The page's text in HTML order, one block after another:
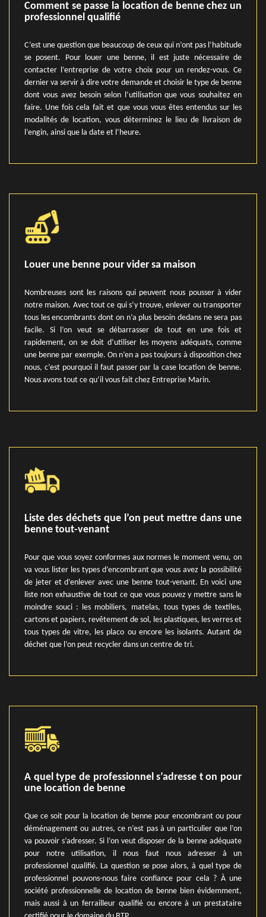
Comment se passe la location de benne chez un
professionnel qualifié
C’est une question que beaucoup de ceux qui n’ont pas l’habitude
se posent. Pour louer une benne, il est juste nécessaire de
contacter l’entreprise de votre choix pour un rendez-vous. Ce
dernier va servir à dire votre demande et choisir le type de benne
dont vous avez besoin selon l’utilisation que vous souhaitez en
faire. Une fois cela fait et que vous vous êtes entendus sur les
modalités de location, vous déterminez le lieu de livraison de
l’engin, ainsi que la date et l’heure.
Louer une benne pour vider sa maison
Nombreuses sont les raisons qui peuvent nous pousser à vider
notre maison. Avec tout ce qui s’y trouve, enlever ou transporter
tous les encombrants dont on n’a plus besoin dedans ne sera pas
facile. Si l’on veut se débarrasser de tout en une fois et
rapidement, on se doit d’utiliser les moyens adéquats, comme
une benne par exemple. On n’en a pas toujours à disposition chez
nous, c’est pourquoi il faut passer par la case location de benne.
Nous avons tout ce qu’il vous fait chez Entreprise Marin.
Liste des déchets que l’on peut mettre dans une
benne tout-venant
Pour que vous soyez conformes aux normes le moment venu, on
va vous lister les types d’encombrant que vous avez la possibilité
de jeter et d’enlever avec une benne tout-venant. En voici une
liste non exhaustive de tout ce que vous pouvez y mettre sans le
moindre souci : les mobiliers, matelas, tous types de textiles,
cartons et papiers, revêtement de sol, les plastiques, les verres et
tous types de vitre, les placo ou encore les isolants. Autant de
déchet que l’on peut recycler dans un centre de tri.
A quel type de professionnel s’adresse t on pour
une location de benne
Que ce soit pour la location de benne pour encombrant ou pour
déménagement ou autres, ce n’est pas à un particulier que l’on
va pouvoir s’adresser. Si l’on veut disposer de la benne adéquate
pour notre utilisation, il nous faut nous adresser à un
professionnel qualifié. La question se pose alors, à quel type de
professionnel pouvons-nous faire confiance pour cela ? À une
société professionnelle de location de benne bien évidemment,
mais aussi à un ferrailleur qualifié ou encore à un prestataire